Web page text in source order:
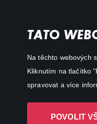
TATO
Na těchto webových
Kliknutím na tlačítko
spravovat a více
POVOLIT
Action